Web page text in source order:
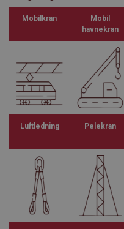
Mobilkran
Mobil
havnekran
Luftledning Pelekran